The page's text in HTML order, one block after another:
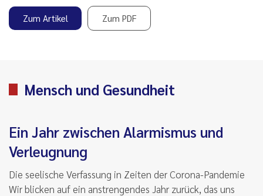
Zum Artikel Zum PDF
Mensch und Gesundheit
Ein Jahr zwischen Alarmismus und
Verleugnung
Die seelische Verfassung in Zeiten der Corona-Pandemie
Wir blicken auf ein anstrengendes Jahr zurück, das uns